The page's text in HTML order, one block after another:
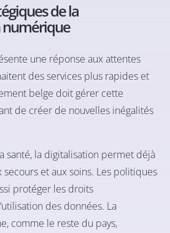
de la
une réponse aux attentes
des services plus rapides et
belge doit gérer cette
de créer de nouvelles inégalités
santé, la digitalisation permet déjà
et aux soins. Les politiques
protéger les droits
des données. La
comme le reste du pays,